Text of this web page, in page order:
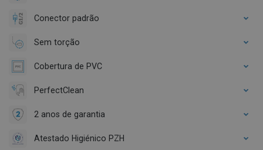
Conector padrão
Sem torção
Cobertura de PVC
PerfectClean
2 anos de garantia
Atestado Higiénico PZH